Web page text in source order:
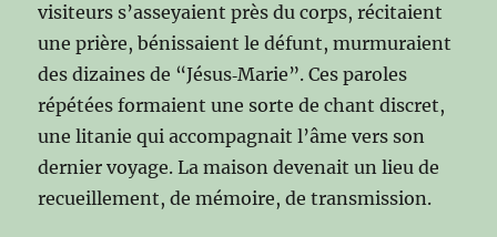
visiteurs s’asseyaient près du corps, récitaient
une prière, bénissaient le défunt, murmuraient
des dizaines de “Jésus‑Marie”. Ces paroles
répétées formaient une sorte de chant discret,
une litanie qui accompagnait l’âme vers son
dernier voyage. La maison devenait un lieu de
recueillement, de mémoire, de transmission.